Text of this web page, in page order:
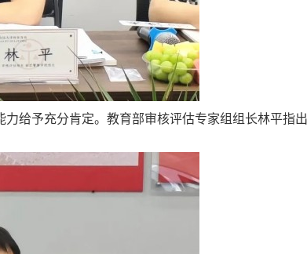
给予充分肯定。教育部审核评估专家组组长林平指